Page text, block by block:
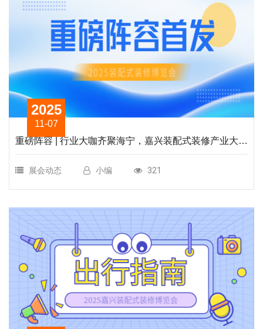
2025
11-07
重磅阵容 | 行业大咖齐聚海宁，嘉兴装配式装修产业大会
嘉宾首发揭晓
展会动态 小编 321